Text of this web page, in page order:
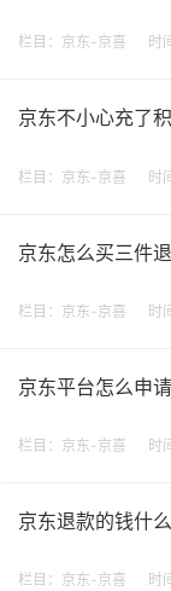
栏目： 京东-京喜 时
京东不小心充了
栏目： 京东-京喜 时
京东怎么买三件
栏目： 京东-京喜 时
京东平台怎么申
栏目： 京东-京喜 时
京东退款的钱什
栏目： 京东-京喜 时